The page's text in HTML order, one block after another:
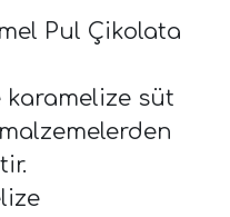
Pul Çikolata
karamelize süt